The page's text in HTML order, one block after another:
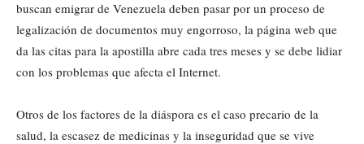
buscan emigrar de Venezuela deben pasar por un proceso de
legalización de documentos muy engorroso, la página web que
da las citas para la apostilla abre cada tres meses y se debe lidiar
con los problemas que afecta el Internet.
Otros de los factores de la diáspora es el caso precario de la
salud, la escasez de medicinas y la inseguridad que se vive